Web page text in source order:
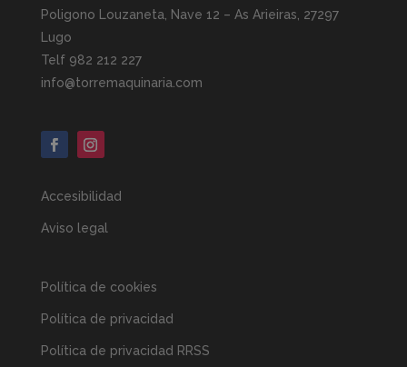
Poligono Louzaneta, Nave 12 – As Arieiras, 27297
Lugo
Telf 982 212 227
info@torremaquinaria.com
Accesibilidad
Aviso legal
Política de cookies
Política de privacidad
Política de privacidad RRSS